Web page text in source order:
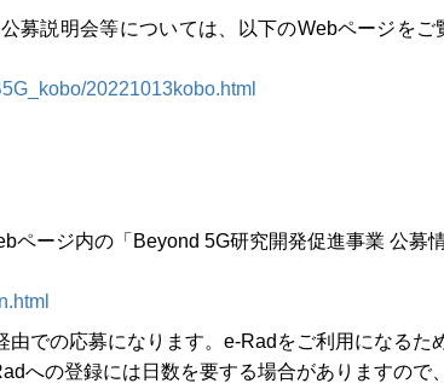
募説明会等については、以下のWebページをご
20221013kobo.html
ページ内の「Beyond 5G研究開発促進事業 公募
での応募になります。e-Radをご利用になるた
への登録には日数を要する場合がありますので